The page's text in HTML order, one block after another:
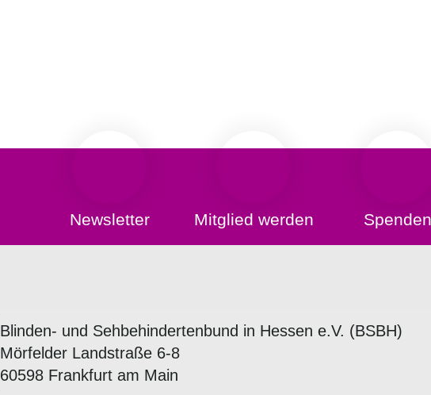
Newsletter Mitglied werden Spenden
Blinden- und Sehbehindertenbund in Hessen e.V. (BSBH)
Mörfelder Landstraße 6-8
60598 Frankfurt am Main